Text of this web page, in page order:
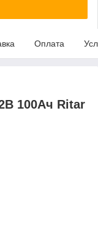
Оплата
100Ач Ritar